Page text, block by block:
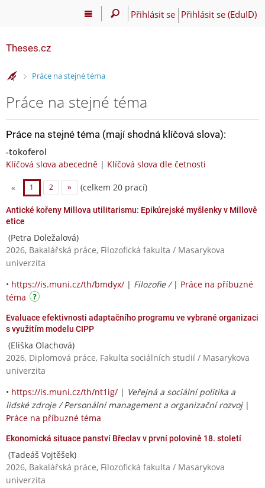
Přihlásit se Přihlásit se (EduID)
Theses.cz
>Práce na stejné téma
Práce na stejné téma
Práce na stejné téma (mají shodná klíčová slova):
-tokoferol
Klíčová slova abecedně | Klíčová slova dle četnosti
« 1 2 » (celkem 20 prací)
Antické kořeny Millova utilitarismu: Epikúrejské myšlenky v Millově
etice
(Petra Doležalová)
2026, Bakalářská práce, Filozofická fakulta / Masarykova
univerzita
• https://is.muni.cz/th/bmdyx/ | Filozofie / | Práce na příbuzné
téma
Evaluace efektivnosti adaptačního programu ve vybrané organizaci
s využitím modelu CIPP
(Eliška Olachová)
2026, Diplomová práce, Fakulta sociálních studií / Masarykova
univerzita
• https://is.muni.cz/th/nt1ig/ | Veřejná a sociální politika a
lidské zdroje / Personální management a organizační rozvoj|
Práce na příbuzné téma
Ekonomická situace panství Břeclav v první polovině 18. století
(Tadeáš Vojtěšek)
2026, Bakalářská práce, Filozofická fakulta / Masarykova
univerzita